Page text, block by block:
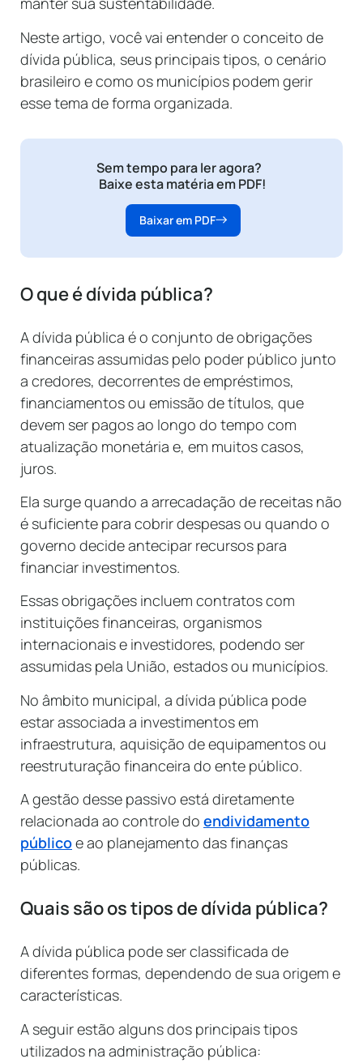
Neste artigo, você vai entender o conceito de
dívida pública, seus principais tipos, o cenário
brasileiro e como os municípios podem gerir
esse tema de forma organizada.
Sem tempo para ler agora?
Baixe esta matéria em PDF!
Baixar em PDF
O que é dívida pública?
A dívida pública é o conjunto de obrigações
financeiras assumidas pelo poder público junto
a credores, decorrentes de empréstimos,
financiamentos ou emissão de títulos, que
devem ser pagos ao longo do tempo com
atualização monetária e, em muitos casos,
juros.
Ela surge quando a arrecadação de receitas não
é suficiente para cobrir despesas ou quando o
governo decide antecipar recursos para
financiar investimentos.
Essas obrigações incluem contratos com
instituições financeiras, organismos
internacionais e investidores, podendo ser
assumidas pela União, estados ou municípios.
No âmbito municipal, a dívida pública pode
estar associada a investimentos em
infraestrutura, aquisição de equipamentos ou
reestruturação financeira do ente público.
A gestão desse passivo está diretamente
relacionada ao controle do endividamento
públicoe ao planejamento das finanças
públicas.
Quais são os tipos de dívida pública?
A dívida pública pode ser classificada de
diferentes formas, dependendo de sua origem e
características.
A seguir estão alguns dos principais tipos
utilizados na administração pública: